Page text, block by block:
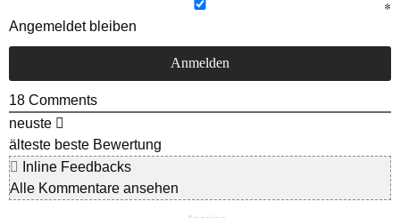
Angemeldet bleiben
18 Comments
neuste
älteste beste Bewertung
Inline Feedbacks
Alle Kommentare ansehen